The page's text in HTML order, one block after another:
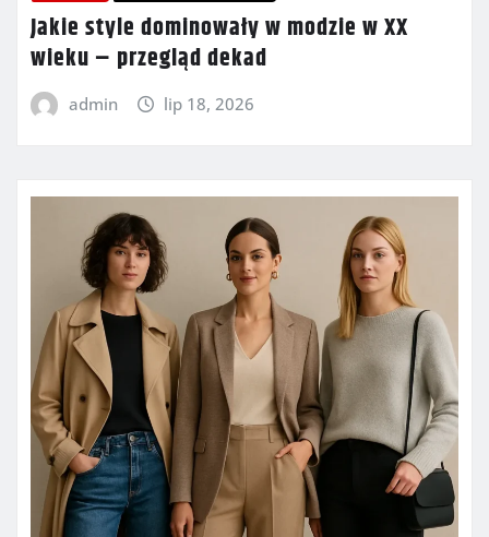
Jakie style dominowały w modzie w XX
wieku – przegląd dekad
admin lip 18, 2026